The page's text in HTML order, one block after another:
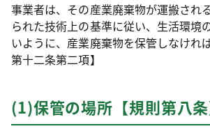
事業者は、その産業廃棄物が運搬され
られた技術上の基準に従い、生活環境
いように、産業廃棄物を保管しなけれ
第十二条第二項】
(1)保管の場所【規則第八条